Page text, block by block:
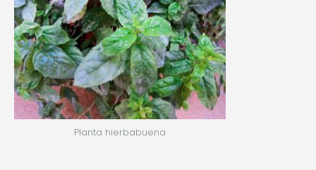
Planta hierbabuena